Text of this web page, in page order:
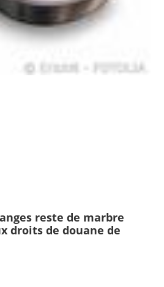
reste de marbre
droits de douane de